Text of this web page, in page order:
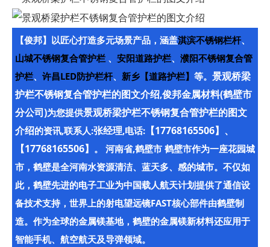
【俊邦】以匠心打造多元场景产品，涵盖淇滨不锈钢栏杆、
山城不锈钢复合管护栏 、 安阳道路护栏、 濮阳不锈钢复合管
护栏、 许昌LED防护栏杆、 新乡【道路护栏】 等。 景观桥梁
护栏不锈钢复合管护栏的图文介绍,俊邦金属材料(鹤壁市
分公司)为您提供景观桥梁护栏不锈钢复合管护栏的图文
介绍的资讯,联系人:张经理,电话: 【17768165506】、
【17768165506】 。 河南省,鹤壁市 鹤壁市作为一座花园城
市，鹤壁是全河南水资源清洁、蓝天多、感的城市。不仅如
此，鹤壁先进的电子工业为中国载人航天计划提供了通信设
备技术支持，世界上的射电望远镜FAST核心部件由鹤壁制
造。作为全球的金属镁基地，鹤壁的金属镁新材料还应用于
智能手机、航空航天及导弹领域。